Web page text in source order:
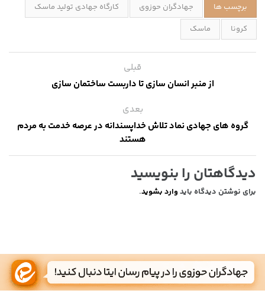
برچسب ها جهادگران حوزوی
کارگاه جهادی تولید ماسک
کرونا
ماسک
قبلی
از منبر انسان سازی تا داربست ساختمان سازی
بعدی
گروه های جهادی نماد تلاش خداپسندانه در عرصه خدمت به مردم
هستند
دیدگاهتان را بنویسید
برای نوشتن دیدگاه باید وارد بشوید.